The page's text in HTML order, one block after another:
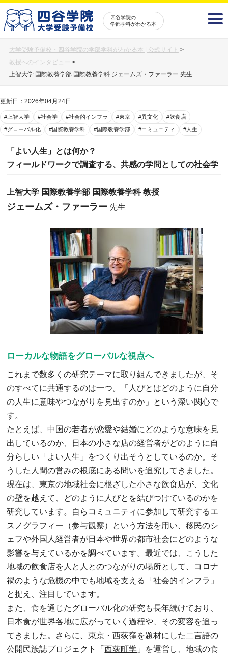
四谷学院の
学部学科がわかる本
大学受験予備校・四谷学院の学部学科がわかる本 | 公式サイト >
教授へのインタビュー >
上智大学 国際教養学部 国際教養学科 ジェームズ・ファーラー 先生
更新日：2026年04月24日
#上智大学 #社会学 #社会的インフラ #東京 #異文化 #飲食店
#グローバル化 #国際教養学科 #国際教養学部 #コミュニティ #人生
「よい人生」とは何か？
フィールドワークで調査する、共感の学問としての社会学
上智大学 国際教養学部 国際教養学科 教授
ジェームズ・ファーラー 先生
ローカルな物語をグローバルな視点へ
これまで数多くの研究テーマに取り組んできましたが、そ
のすべてに共通するのは一つ。「人びとはどのように自分
の人生に意味やつながりを見出すのか」という深い関心で
す。
たとえば、中国の若者が恋愛や結婚にどのような意味を見
出しているのか、日本の小さな店の経営者がどのように自
分らしい「よい人生」をつくり出そうとしているのか。そ
うした人間の営みの根底にある問いを追究してきました。
現在は、東京の地域社会に根ざした小さな飲食店が、文化
の壁を越えて、どのように人びとを結びつけているのかを
研究しています。自らコミュニティに参加して研究するエ
スノグラフィー（参与観察）という方法を用い、移民のシ
ェフや外国人経営者が日本や世界の都市社会にどのような
影響を与えているかを調べています。最近では、こうした
地域の飲食店を人と人とのつながりの場所として、コロナ
禍のような危機の中でも地域を支える「社会的インフラ」
と捉え、注目しています。
また、食を通じたグローバル化の研究も長年続けており、
日本食が世界各地に広がっていく過程や、その変容を追っ
てきました。さらに、東京・西荻窪を題材にした二言語の
公開民族誌プロジェクト「西荻町学 」を運営し、地域の食